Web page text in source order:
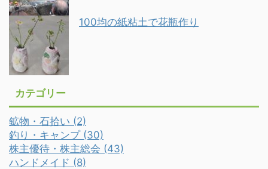
100均の紙粘土で花瓶作り
カテゴリー
鉱物・石拾い (2)
釣り・キャンプ (30)
株主優待・株主総会 (43)
ハンドメイド (8)